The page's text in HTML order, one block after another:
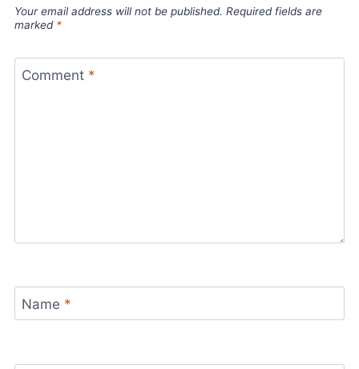
Your email address will not be published. Required fields are
marked *
Comment *
Name *